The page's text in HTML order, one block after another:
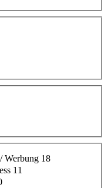
Werbung 18
11